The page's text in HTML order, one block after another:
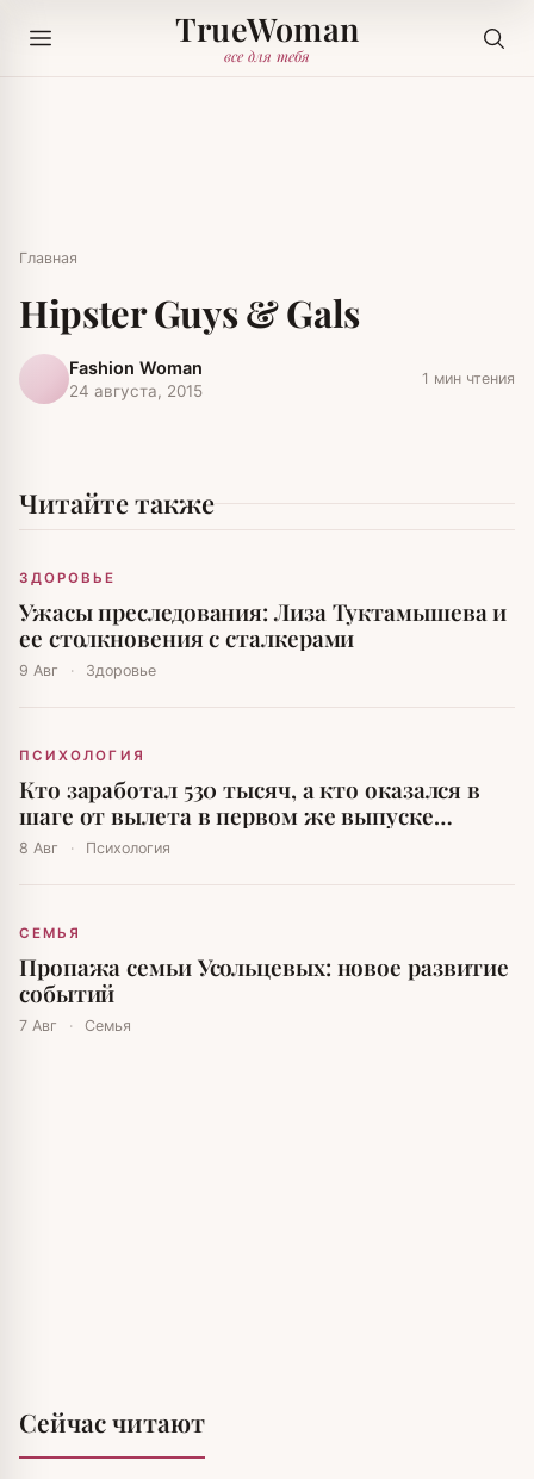
TrueWoman
все для тебя
Главная
Hipster Guys & Gals
Fashion Woman
24 августа, 2015
1 мин чтения
Читайте также
ЗДОРОВЬЕ
Ужасы преследования: Лиза Туктамышева и
ее столкновения с сталкерами
9 Авг · Здоровье
ПСИХОЛОГИЯ
Кто заработал 530 тысяч, а кто оказался в
шаге от вылета в первом же выпуске
«Выживальщики. Наследники-2»
8 Авг · Психология
СЕМЬЯ
Пропажа семьи Усольцевых: новое развитие
событий
7 Авг · Семья
Сейчас читают